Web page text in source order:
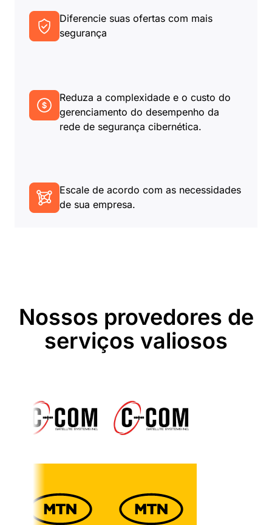
Diferencie suas ofertas com mais
segurança
Reduza a complexidade e o custo do
gerenciamento do desempenho da
rede de segurança cibernética.
Escale de acordo com as necessidades
de sua empresa.
Nossos provedores de
serviços valiosos